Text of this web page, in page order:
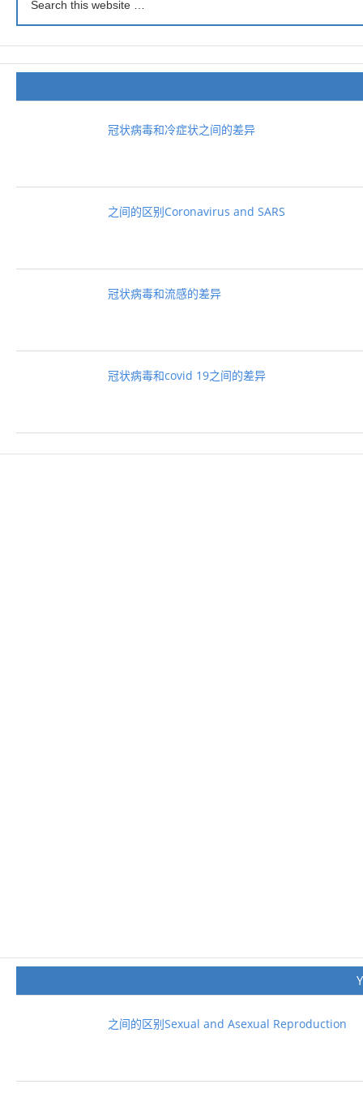
冠状病毒和冷症状之间的差异
之间的区别Coronavirus and SARS
冠状病毒和流感的差异
冠状病毒和covid 19之间的差异
之间的区别Sexual and Asexual Reproduction